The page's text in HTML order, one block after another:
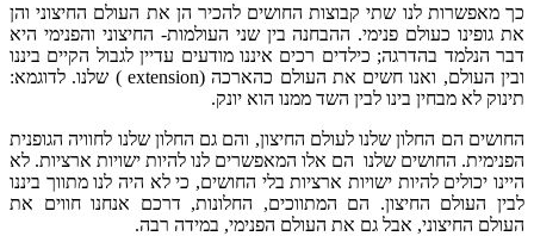
כך מאפשרות לנו שתי קבוצות החושים להכיר הן את העולם החיצוני והן
את גופינו כעולם פנימי. ההבחנה בין שני העולמות- החיצוני והפנימי היא
דבר הנלמד בהדרגה; כילדים רכים איננו מודעים עדיין לגבול הקיים ביננו
ובין העולם, ואנו חשים את העולם כהארכה (extension ) שלנו. לדוגמא:
תינוק לא מבחין בינו לבין השד ממנו הוא יונק.
החושים הם החלון שלנו לעולם החיצון, והם גם החלון שלנו לחוויה הגופנית
הפנימית. החושים שלנו הם אלו המאפשרים לנו להיות ישויות ארציות. לא
היינו יכולים להיות ישויות ארציות בלי החושים, כי לא היה לנו מתווך ביננו
לבין העולם החיצון. הם המתווכים, החלונות, דרכם אנחנו חווים את
העולם החיצוני, אבל גם את העולם הפנימי, במידה רבה.